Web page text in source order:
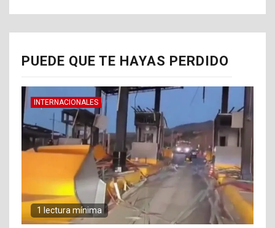
PUEDE QUE TE HAYAS PERDIDO
INTERNACIONALES
1 lectura mínima